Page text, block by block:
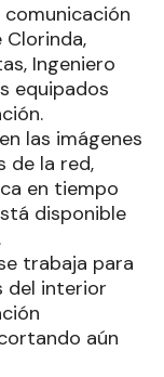
Ingeniero
equipados
las imágenes
de la red,
en tiempo
disponible
trabaja para
del interior
aún